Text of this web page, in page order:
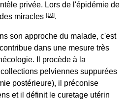
privée. Lors de l'épidémie de
miracles [10].
son approche du malade, c'est
dans une mesure très
Il procède à la
pelviennes suppurées
postérieure), il préconise
et il définit le curetage utérin